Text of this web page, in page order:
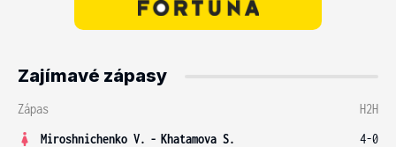
Zajímavé zápasy
Zápas
H2H
Miroshnichenko V. - Khatamova S.
4-0